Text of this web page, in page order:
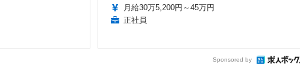
月給30万5,200円～45万円
正社員
Sponsored by